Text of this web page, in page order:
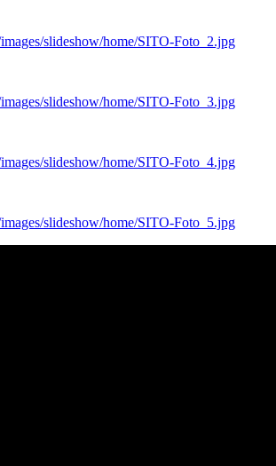
slideshow/home/SITO-Foto_2.jpg
slideshow/home/SITO-Foto_3.jpg
slideshow/home/SITO-Foto_4.jpg
slideshow/home/SITO-Foto_5.jpg